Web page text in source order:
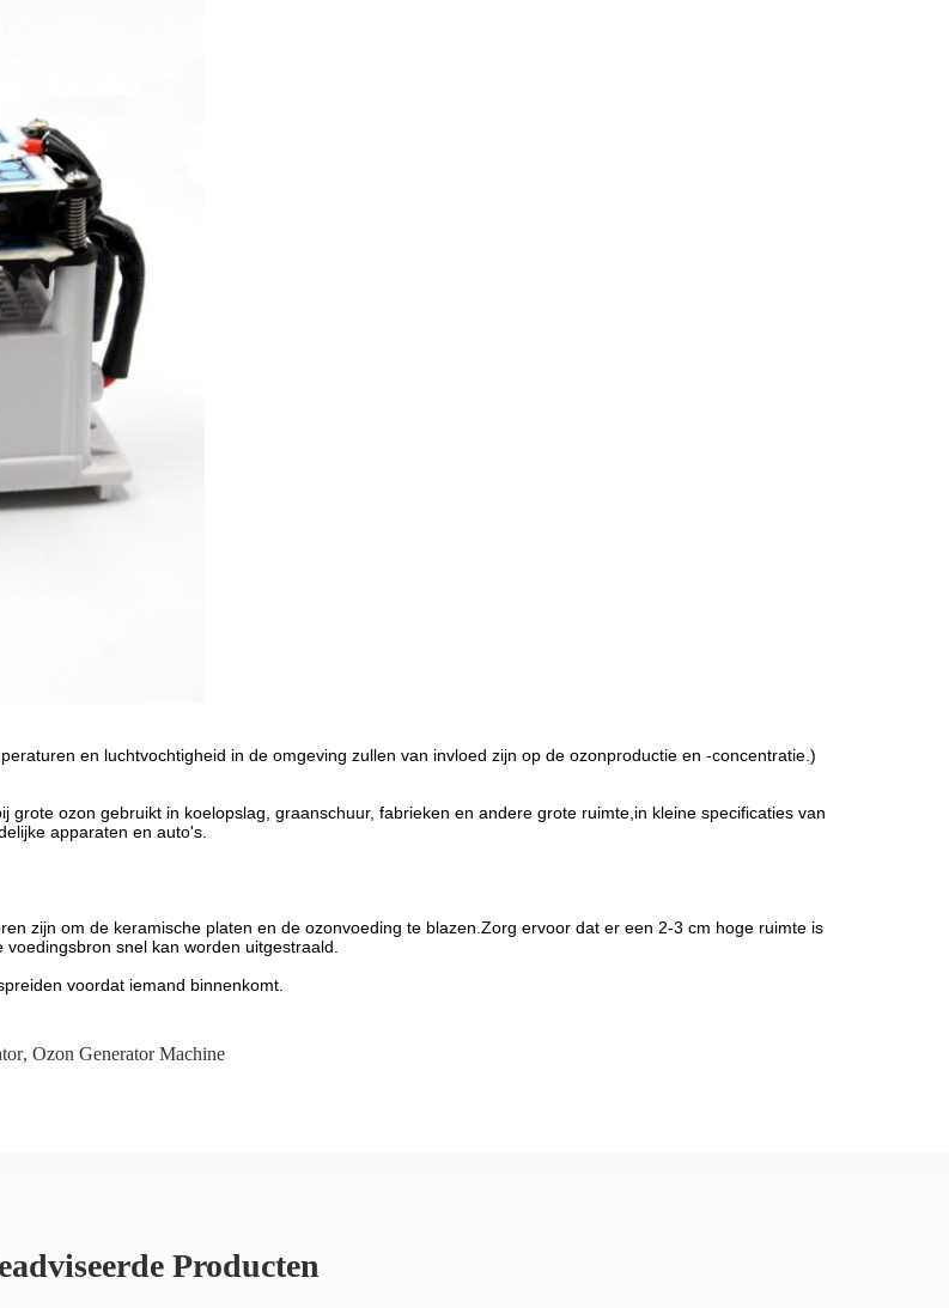
en luchtvochtigheid in de omgeving zullen van invloed zijn op de ozonproductie en -concentratie.)
ozon gebruikt in koelopslag, graanschuur, fabrieken en andere grote ruimte,in kleine specificaties van
apparaten en auto's.
zijn om de keramische platen en de ozonvoeding te blazen.Zorg ervoor dat er een 2-3 cm hoge ruimte is
snel kan worden uitgestraald.
voordat iemand binnenkomt.
, Ozon Generator Machine
Producten